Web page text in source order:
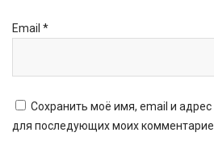
Email *
Сохранить моё имя, email и адрес
для последующих моих